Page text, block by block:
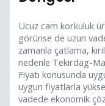
Ucuz cam korkuluk
görünse de uzun
zamanla çatlama,
nedenle Tekirdag-
Fiyatı konusunda
uygun fiyatlarla
vadede ekonomik